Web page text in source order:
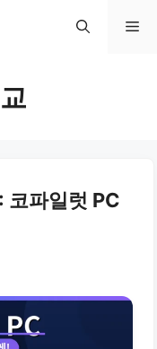
메
코파일럿 PC